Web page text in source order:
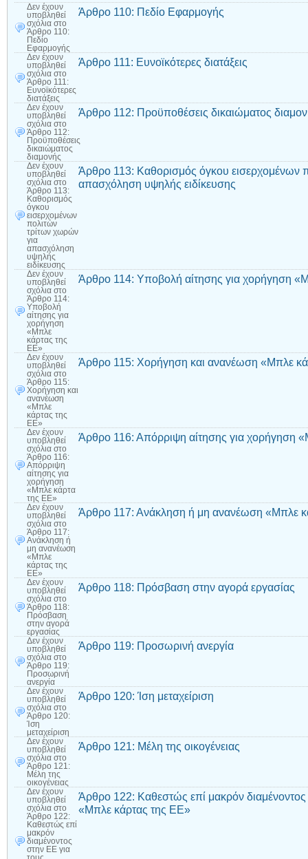
Δεν έχουν
υποβληθεί
σχόλια στο
Άρθρο 110:
Πεδίο
Εφαρμογής
Άρθρο 110: Πεδίο Εφαρμογής
Δεν έχουν
υποβληθεί
σχόλια στο
Άρθρο 111:
Ευνοϊκότερες
διατάξεις
Άρθρο 111: Ευνοϊκότερες διατάξεις
Δεν έχουν
υποβληθεί
σχόλια στο
Άρθρο 112:
Προϋποθέσεις
δικαιώματος
διαμονής
Άρθρο 112: Προϋποθέσεις δικαιώματος
Δεν έχουν
υποβληθεί
σχόλια στο
Άρθρο 113:
Καθορισμός
όγκου
εισερχομένων
πολιτών
τρίτων χωρών
για
απασχόληση
υψηλής
ειδίκευσης
Άρθρο 113: Καθορισμός όγκου εισερχομένων
απασχόληση υψηλής ειδίκευσης
Δεν έχουν
υποβληθεί
σχόλια στο
Άρθρο 114:
Υποβολή
αίτησης για
χορήγηση
«Μπλε
κάρτας της
ΕΕ»
Άρθρο 114: Υποβολή αίτησης για χορήγηση
Δεν έχουν
υποβληθεί
σχόλια στο
Άρθρο 115:
Χορήγηση και
ανανέωση
«Μπλε
κάρτας της
ΕΕ»
Άρθρο 115: Χορήγηση και ανανέωση «Μπλε
Δεν έχουν
υποβληθεί
σχόλια στο
Άρθρο 116:
Απόρριψη
αίτησης για
χορήγηση
«Μπλε κάρτα
της ΕΕ»
Άρθρο 116: Απόρριψη αίτησης για χορήγηση
Δεν έχουν
υποβληθεί
σχόλια στο
Άρθρο 117:
Ανάκληση ή
μη ανανέωση
«Μπλε
κάρτας της
ΕΕ»
Άρθρο 117: Ανάκληση ή μη ανανέωση «Μπλε
Δεν έχουν
υποβληθεί
σχόλια στο
Άρθρο 118:
Πρόσβαση
στην αγορά
εργασίας
Άρθρο 118: Πρόσβαση στην αγορά εργασίας
Δεν έχουν
υποβληθεί
σχόλια στο
Άρθρο 119:
Προσωρινή
ανεργία
Άρθρο 119: Προσωρινή ανεργία
Δεν έχουν
υποβληθεί
σχόλια στο
Άρθρο 120:
Ίση
μεταχείριση
Άρθρο 120: Ίση μεταχείριση
Δεν έχουν
υποβληθεί
σχόλια στο
Άρθρο 121:
Μέλη της
οικογένειας
Άρθρο 121: Μέλη της οικογένειας
Δεν έχουν
υποβληθεί
σχόλια στο
Άρθρο 122:
Καθεστώς επί
μακρόν
διαμένοντος
στην ΕΕ για
Άρθρο 122: Καθεστώς επί μακρόν
«Μπλε κάρτας της ΕΕ»